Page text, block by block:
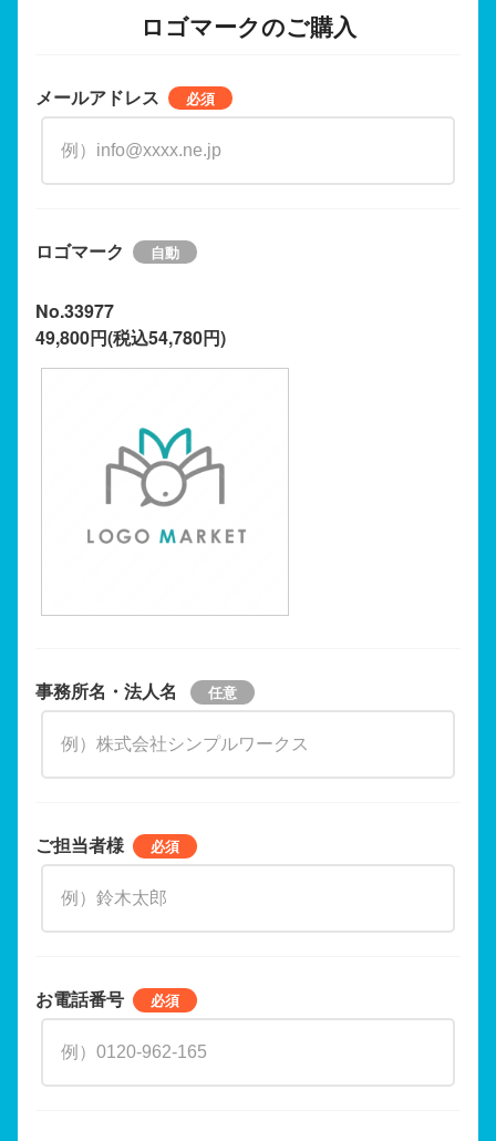
ロゴマークのご購入
メールアドレス
ロゴマーク
No.33977
49,800円(税込54,780円)
事務所名・法人名
ご担当者様
お電話番号